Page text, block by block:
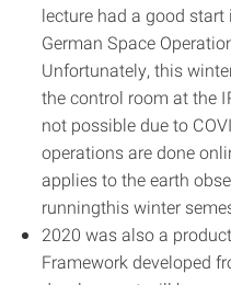
lecture had a good
German Space
Unfortunately, this
the control room at the
not possible due to
operations are done
applies to the earth
runningthis winter
2020 was also a
Framework developed